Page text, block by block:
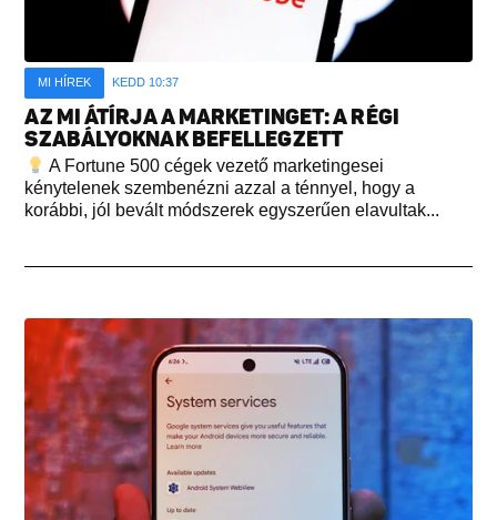
MI HÍREK KEDD 10:37
AZ MI ÁTÍRJA A MARKETINGET: A RÉGI
SZABÁLYOKNAK BEFELLEGZETT
A Fortune 500 cégek vezető marketingesei
kénytelenek szembenézni azzal a ténnyel, hogy a
korábbi, jól bevált módszerek egyszerűen elavultak...